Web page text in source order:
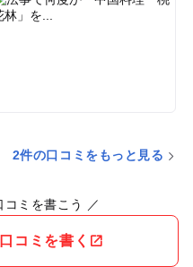
べるものの選択肢がかなり
山里」は休業が続いていま
予約で満席になっていると
2件の口コミをもっと見る
コミを書こう ／
コミを書く